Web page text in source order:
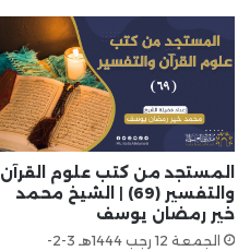
المستجد من كتب علوم القرآن
والتفسير (69) | الشيخ محمد
خير رمضان يوسف
الجمعة 12 رجب 1444هـ 3-2-